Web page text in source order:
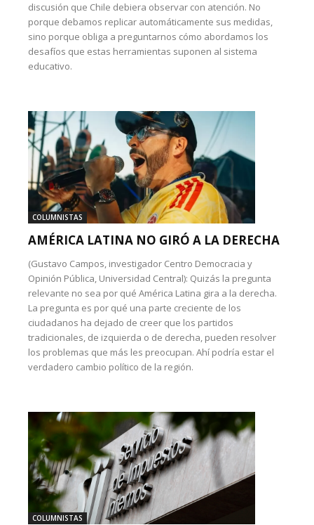
discusión que Chile debiera observar con atención. No
porque debamos replicar automáticamente sus medidas,
sino porque obliga a preguntarnos cómo abordamos los
desafíos que estas herramientas suponen al sistema
educativo.
COLUMNISTAS
AMÉRICA LATINA NO GIRÓ A LA DERECHA
(Gustavo Campos, investigador Centro Democracia y
Opinión Pública, Universidad Central): Quizás la pregunta
relevante no sea por qué América Latina gira a la derecha.
La pregunta es por qué una parte creciente de los
ciudadanos ha dejado de creer que los partidos
tradicionales, de izquierda o de derecha, pueden resolver
los problemas que más les preocupan. Ahí podría estar el
verdadero cambio político de la región.
COLUMNISTAS